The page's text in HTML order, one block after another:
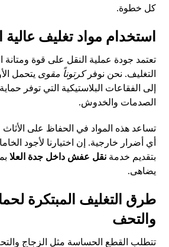
كل خطوة.
استخدام مواد تغليف عالية
تعتمد جودة عملية النقل على قوة ومتانة
التغليف. نحن نوفركرتوناً مقوى يتحمل
إلى الفقاعات البلاستيكية التي توفر
الصدمات والخدوش.
تساعد هذه المواد في الحفاظ على
أي أضرار خارجية. إن اختيارنا لأجود
بتقديم خدمةنقل عفش داخل جدة العلا
يضاهى.
طرق التغليف المبتكرة
والتحف
تتطلب القطع الحساسة مثل الزجاج